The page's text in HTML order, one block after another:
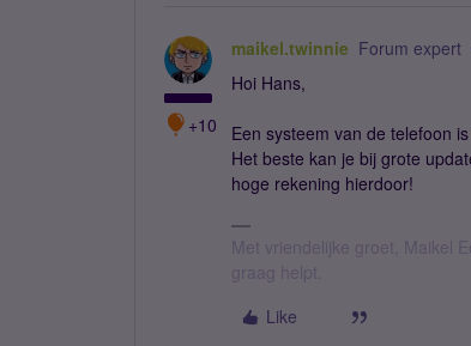
+10
maikel.twinnie Forum expert
Hoi Hans,
Een systeem van de telefoon
Het beste kan je bij grote
hoge rekening hierdoor!
Met vriendelijke groet, Maikel
graag helpt.
Like